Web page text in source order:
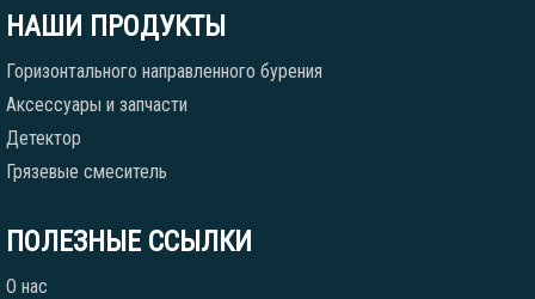
НАШИ ПРОДУКТЫ
Горизонтального направленного бурения
Аксессуары и запчасти
Детектор
Грязевые смеситель
ПОЛЕЗНЫЕ ССЫЛКИ
О нас